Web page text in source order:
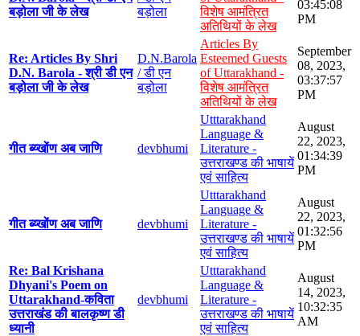
बड़ोला जी के लेख
बड़ोला
विशेष आमंत्रित
अतिथियों के लेख
03:45:08
PM
Re: Articles By Shri
D.N. Barola - श्री डी एन
बड़ोला जी के लेख
D.N.Barola
/ डी एन
बड़ोला
Articles By
Esteemed Guests
of Uttarakhand -
विशेष आमंत्रित
अतिथियों के लेख
September
08, 2023,
03:37:57
PM
गीत ब्य्खोंण अब जाणि devbhumi
Utttarakhand
Language &
Literature -
उत्तराखण्ड की भाषायें
एवं साहित्य
August
22, 2023,
01:34:39
PM
गीत ब्य्खोंण अब जाणि devbhumi
Utttarakhand
Language &
Literature -
उत्तराखण्ड की भाषायें
एवं साहित्य
August
22, 2023,
01:32:56
PM
Re: Bal Krishana
Dhyani's Poem on
Uttarakhand-कविता
उत्तराखंड की बालकृष्ण डी
ध्यानी
devbhumi
Utttarakhand
Language &
Literature -
उत्तराखण्ड की भाषायें
एवं साहित्य
August
14, 2023,
10:32:35
AM